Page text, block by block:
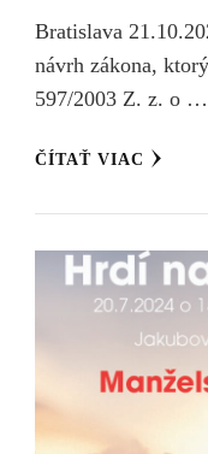
Bratislava
návrh zákona,
597/2003 Z. z. o …
ČÍTAŤ VIAC